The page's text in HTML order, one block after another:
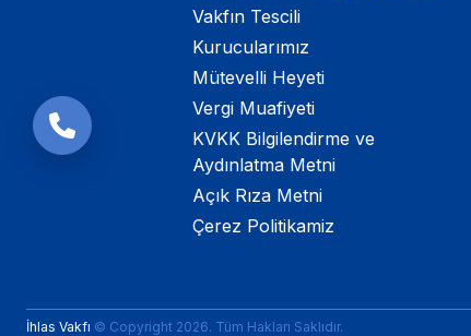
Vakfın Tescili
Kurucularımız
Mütevelli Heyeti
Vergi Muafiyeti
KVKK Bilgilendirme ve
Aydınlatma Metni
Açık Rıza Metni
Çerez Politikamiz
İhlas Vakfı © Copyright 2026. Tüm Hakları Saklıdır.